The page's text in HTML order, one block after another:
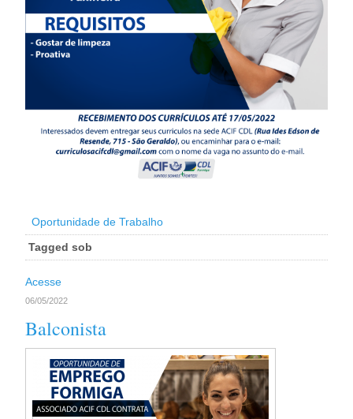
Oportunidade de Trabalho
Tagged sob
Acesse
06/05/2022
Balconista